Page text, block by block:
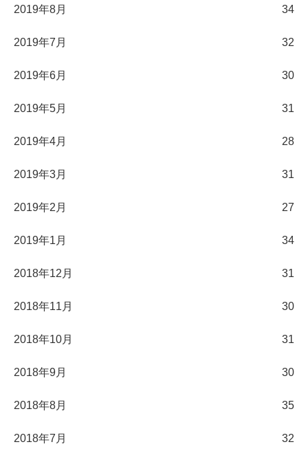
2019年8月 34
2019年7月 32
2019年6月 30
2019年5月 31
2019年4月 28
2019年3月 31
2019年2月 27
2019年1月 34
2018年12月 31
2018年11月 30
2018年10月 31
2018年9月 30
2018年8月 35
2018年7月 32